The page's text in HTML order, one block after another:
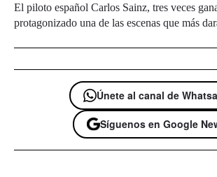
El piloto español Carlos Sainz, tres veces
protagonizado una de las escenas que más
Únete al canal de
Síguenos en Google